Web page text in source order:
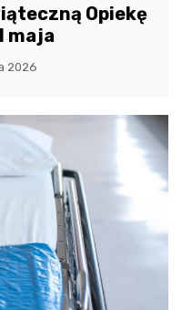
Opiekę
maja
2026